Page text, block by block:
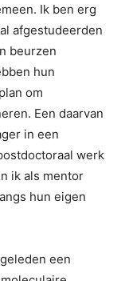
Ik ben erg
afgestudeerden
beurzen
hun
om
Een daarvan
in een
werk
ik als mentor
hun eigen
een